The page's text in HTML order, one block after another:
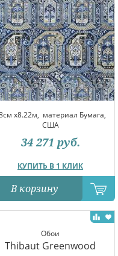
x8.22м, материал Бумага,
США
КУПИТЬ В 1 КЛИК
34 271 руб.
В корзину
Обои
Thibaut Greenwood